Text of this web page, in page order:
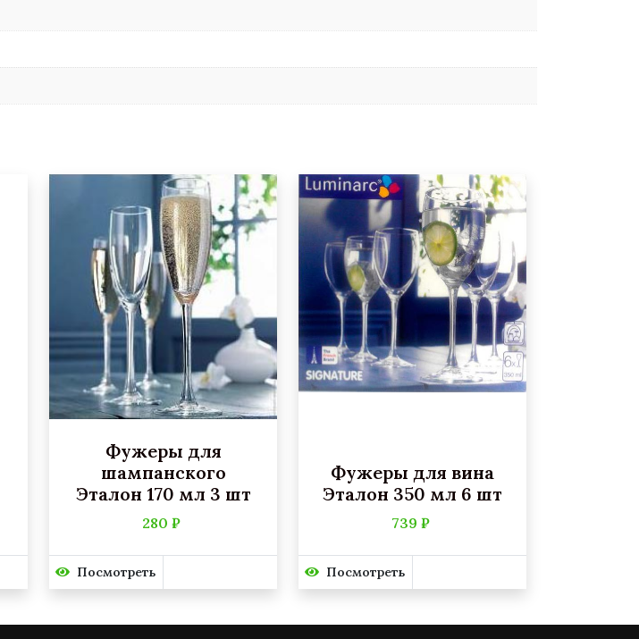
Фужеры для
шампанского
Эталон 170 мл 3 шт
280 ₽
Посмотреть
Фужеры для вина
Эталон 350 мл 6 шт
739 ₽
Посмотреть